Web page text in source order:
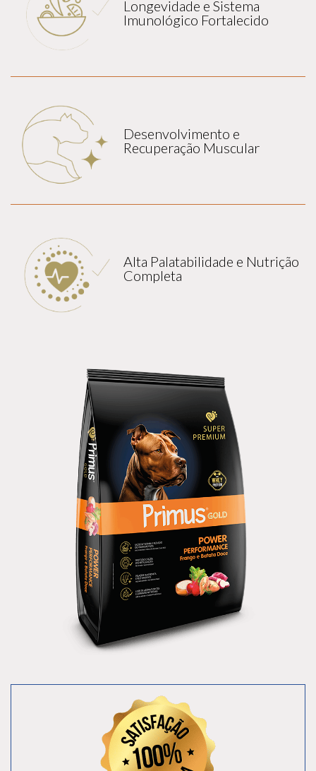
Longevidade e Sistema
Imunológico Fortalecido
Desenvolvimento e
Recuperação Muscular
Alta Palatabilidade e Nutrição
Completa